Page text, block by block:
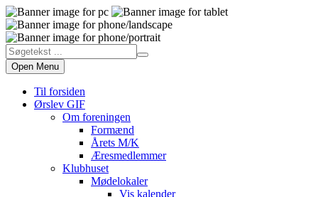
Open Menu
Til forsiden
Ørslev GIF
Om foreningen
Formænd
Årets M/K
Æresmedlemmer
Klubhuset
Mødelokaler
Vis kalender